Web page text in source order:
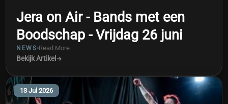
Jera on Air - Bands met een
Boodschap - Vrijdag 26 juni
NEWS Read More
Bekijk Artikel
13 Jul 2026